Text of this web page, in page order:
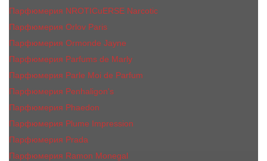
Парфюмерия NROTICuERSE Narcotic
Парфюмерия Orlov Paris
Парфюмерия Ormonde Jayne
Парфюмерия Parfums de Marly
Парфюмерия Parle Moi de Parfum
Парфюмерия Penhaligon's
Парфюмерия Phaedon
Парфюмерия Plume Impression
Парфюмерия Prada
Парфюмерия Ramon Monegal